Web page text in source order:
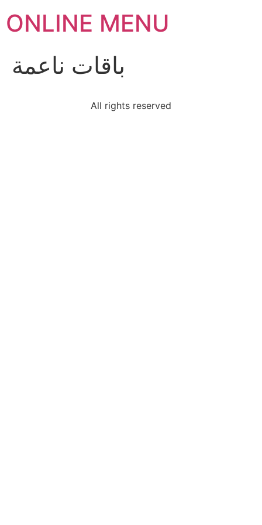
ONLINE MENU
باقات ناعمة
All rights reserved